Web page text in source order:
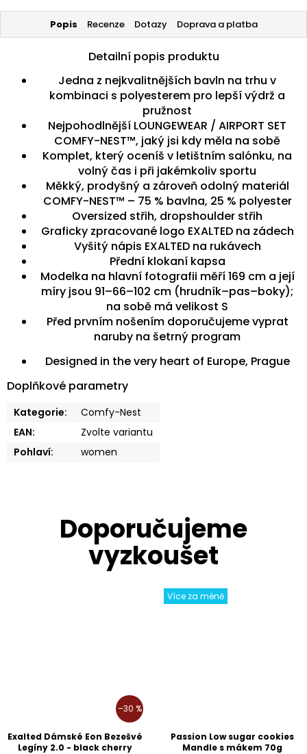
–30 %
Exalted Dámské Eon Bezešvé
Legíny 2.0 - black cherry
Více za méně
Passion Low sugar cookies
Mandle s mákem 70g
Popis Recenze Dotazy Doprava a platba
Detailní popis produktu
Jedna z nejkvalitnějších bavln na trhu v
kombinaci s polyesterem pro lepší výdrž a
pružnost
Nejpohodlnější LOUNGEWEAR / AIRPORT SET
COMFY-NEST™, jaký jsi kdy měla na sobě
Komplet, který oceníš v letištním salónku, na
volný čas i při jakémkoliv sportu
Měkký, prodyšný a zároveň odolný materiál
COMFY-NEST™ – 75 % bavlna, 25 % polyester
Oversized střih, dropshoulder střih
Graficky zpracované logo EXALTED na zádech
Vyšitý nápis EXALTED na rukávech
Přední klokaní kapsa
Modelka na hlavní fotografii měří 169 cm a její
míry jsou 91–66–102 cm (hrudník–pas–boky);
na sobě má velikost S
Před prvním nošením doporučujeme vyprat
naruby na šetrný program
Designed in the very heart of Europe, Prague
Doplňkové parametry
Kategorie:
Comfy-Nest
EAN:
Zvolte variantu
Pohlaví: women